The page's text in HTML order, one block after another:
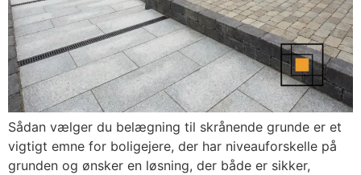
Sådan vælger du belægning til skrånende grunde er et
vigtigt emne for boligejere, der har niveauforskelle på
grunden og ønsker en løsning, der både er sikker,